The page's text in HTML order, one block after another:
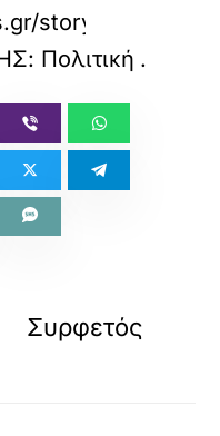
Πολιτική .
Συρφετός